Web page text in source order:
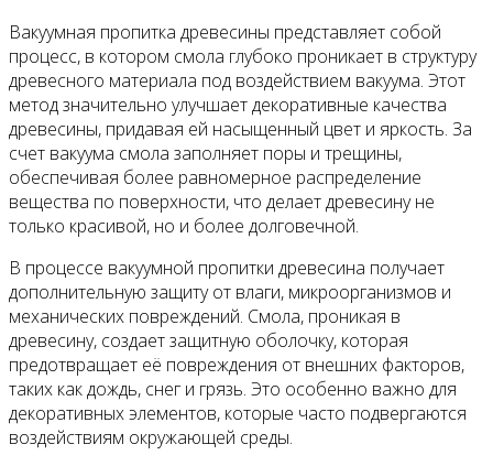
Вакуумная пропитка древесины представляет собой
процесс, в котором смола глубоко проникает в структуру
древесного материала под воздействием вакуума. Этот
метод значительно улучшает декоративные качества
древесины, придавая ей насыщенный цвет и яркость. За
счет вакуума смола заполняет поры и трещины,
обеспечивая более равномерное распределение
вещества по поверхности, что делает древесину не
только красивой, но и более долговечной.
В процессе вакуумной пропитки древесина получает
дополнительную защиту от влаги, микроорганизмов и
механических повреждений. Смола, проникая в
древесину, создает защитную оболочку, которая
предотвращает её повреждения от внешних факторов,
таких как дождь, снег и грязь. Это особенно важно для
декоративных элементов, которые часто подвергаются
воздействиям окружающей среды.